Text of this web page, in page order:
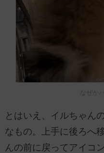
なぜか
とはいえ、イルちゃん
なもの。上手に後ろへ
んの前に戻ってアイコ